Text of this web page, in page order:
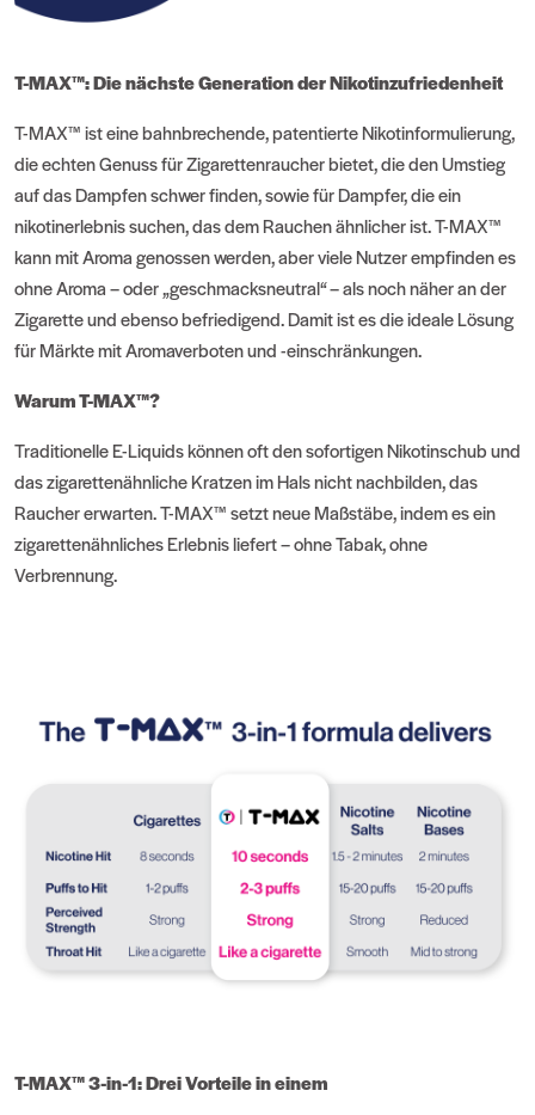
T-MAX™: Die nächste Generation der Nikotinzufriedenheit
T-MAX™ ist eine bahnbrechende, patentierte Nikotinformulierung,
die echten Genuss für Zigarettenraucher bietet, die den Umstieg
auf das Dampfen schwer finden, sowie für Dampfer, die ein
nikotinerlebnis suchen, das dem Rauchen ähnlicher ist. T-MAX™
kann mit Aroma genossen werden, aber viele Nutzer empfinden es
ohne Aroma – oder „geschmacksneutral“ – als noch näher an der
Zigarette und ebenso befriedigend. Damit ist es die ideale Lösung
für Märkte mit Aromaverboten und -einschränkungen.
Warum T-MAX™?
Traditionelle E-Liquids können oft den sofortigen Nikotinschub und
das zigarettenähnliche Kratzen im Hals nicht nachbilden, das
Raucher erwarten. T-MAX™ setzt neue Maßstäbe, indem es ein
zigarettenähnliches Erlebnis liefert – ohne Tabak, ohne
Verbrennung.
T-MAX™ 3-in-1: Drei Vorteile in einem